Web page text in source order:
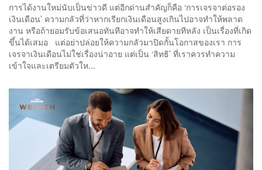
การได้งานใหม่นับเป็นข่าวดี แต่อีกด่านสำคัญก็คือ ‘การเจรจาต่อรอง
เงินเดือน’ ความกลัวที่ว่าหากเรียกเงินเดือนสูงเกินไปอาจทำให้พลาด
งาน หรือถ้ายอมรับข้อเสนอทันทีอาจทำให้เสียดายทีหลัง เป็นเรื่องที่เกิด
ขึ้นได้เสมอ แต่อย่าปล่อยให้ความกลัวมาปิดกั้นโอกาสของเรา การ
เจรจาเงินเดือนไม่ใช่เรื่องน่าอาย แต่เป็น ‘สิทธิ’ ที่เราควรทำความ
เข้าใจและเตรียมตัวให...